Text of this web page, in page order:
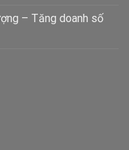
– Tăng doanh số